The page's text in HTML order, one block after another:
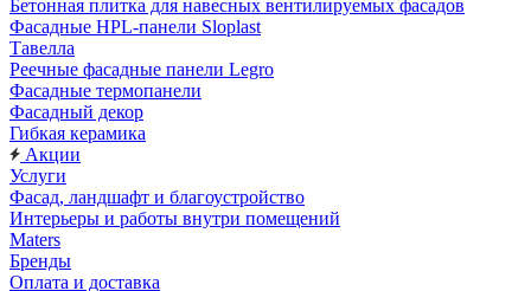
Бетонная плитка для навесных вентилируемых фасадов
Фасадные HPL-панели Sloplast
Тавелла
Реечные фасадные панели Legro
Фасадные термопанели
Фасадный декор
Гибкая керамика
Акции
Услуги
Фасад, ландшафт и благоустройство
Интерьеры и работы внутри помещений
Maters
Бренды
Оплата и доставка